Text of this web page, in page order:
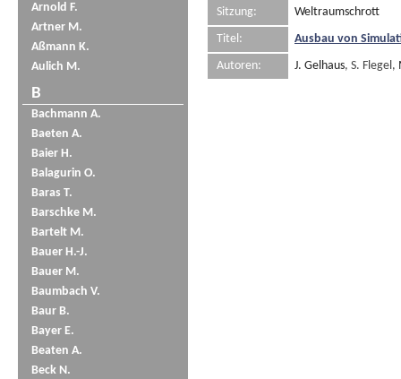
Arnold F.
Artner M.
Aßmann K.
Aulich M.
B
Bachmann A.
Baeten A.
Baier H.
Balagurin O.
Baras T.
Barschke M.
Bartelt M.
Bauer H.-J.
Bauer M.
Baumbach V.
Baur B.
Bayer E.
Beaten A.
Beck N.
Sitzung:
Weltraumschrott
Titel:
Ausbau von
Autoren:
J. Gelhaus, S. Flegel,